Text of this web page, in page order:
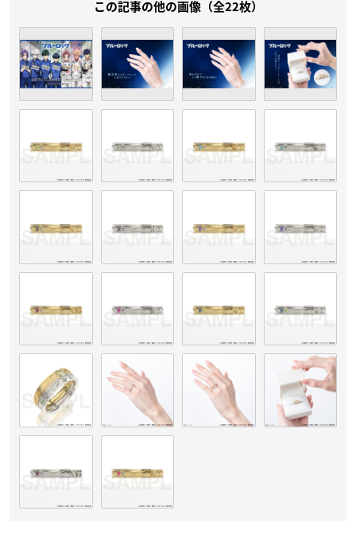
この記事の他の画像（全22枚）